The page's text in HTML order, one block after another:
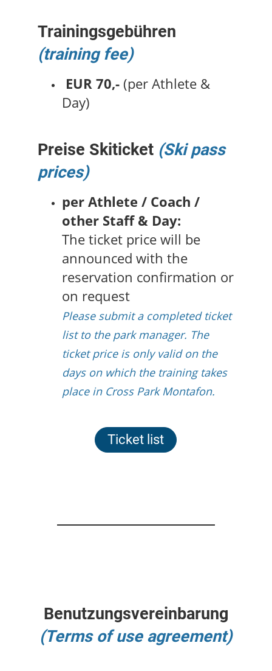
Trainingsgebühren
(training fee)
EUR 70,-(per Athlete &
Day)
Preise Skiticket (Ski pass
prices)
per Athlete / Coach /
other Staff & Day:
The ticket price will be
announced with the
reservation confirmation or
on request
Please submit a completed ticket
list to the park manager. The
ticket price is only valid on the
days on which the training takes
place in Cross Park Montafon.
Ticket list
Benutzungsvereinbarung
(Terms of use agreement)